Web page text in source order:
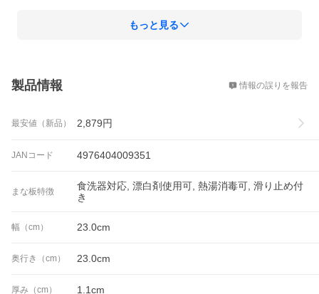
もっと見る
製品情報 情報の誤りを報告
最安値（新品） 2,879円
JANコード 4976404009351
まな板特徴
食洗器対応, 漂白剤使用可, 熱湯消毒可, 滑り止め付
き
幅（cm） 23.0cm
奥行き（cm） 23.0cm
厚み（cm） 1.1cm